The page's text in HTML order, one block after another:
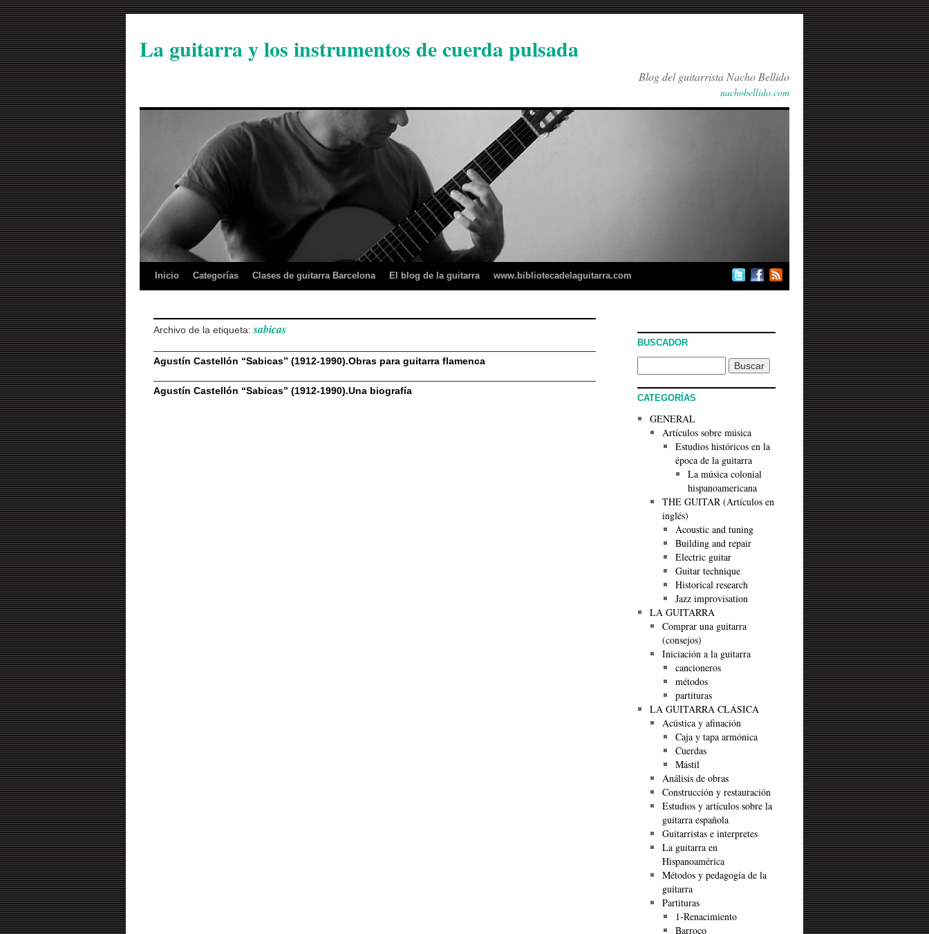
La guitarra y los instrumentos de cuerda pulsada
Blog del guitarrista Nacho Bellido
nachobellido.com
Inicio Categorías Clases de guitarra Barcelona El blog de la guitarra www.bibliotecadelaguitarra.com
Archivo de la etiqueta:sabicas
Agustín Castellón “Sabicas” (1912-1990).Obras para guitarra flamenca
Agustín Castellón “Sabicas” (1912-1990).Una biografía
BUSCADOR
CATEGORÍAS
GENERAL
Artículos sobre música
Estudios históricos en la
época de la guitarra
La música colonial
hispanoamericana
THE GUITAR (Artículos en
inglés)
Acoustic and tuning
Building and repair
Electric guitar
Guitar technique
Historical research
Jazz improvisation
LA GUITARRA
Comprar una guitarra
(consejos)
Iniciación a la guitarra
cancioneros
métodos
partituras
LA GUITARRA CLÁSICA
Acústica y afinación
Caja y tapa armónica
Cuerdas
Mástil
Análisis de obras
Construcción y restauración
Estudios y artículos sobre la
guitarra española
Guitarristas e interpretes
La guitarra en
Hispanoamérica
Métodos y pedagogía de la
guitarra
Partituras
1-Renacimiento
Barroco